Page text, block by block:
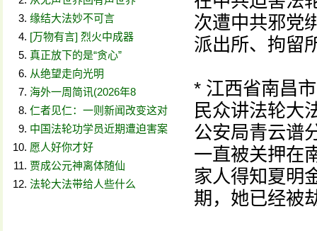
缘结大法妙不可言
[万物有言] 烈火中成器
真正放下的是“贪心”
从绝望走向光明
海外一周简讯(2026年8
仁者见仁：一则新闻改变这对
中国法轮功学员近期遭迫害案
愿人好你才好
贾成公元神离体随仙
法轮大法带给人些什么
次遭中共邪党
派出所、拘留
* 江西省南昌
民众讲法轮大
公安局青云谱
一直被关押在
家人得知夏明
期，她已经被